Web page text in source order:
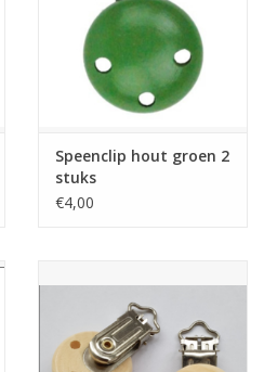
Speenclip hout groen 2
stuks
€4,00